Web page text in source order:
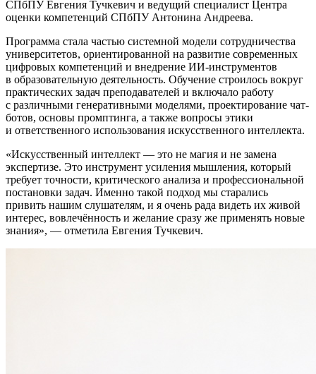
СПбПУ Евгения Тучкевич и ведущий специалист Центра
оценки компетенций СПбПУ Антонина Андреева.
Программа стала частью системной модели сотрудничества
университетов, ориентированной на развитие современных
цифровых компетенций и внедрение ИИ-инструментов
в образовательную деятельность. Обучение строилось вокруг
практических задач преподавателей и включало работу
с различными генеративными моделями, проектирование чат-
ботов, основы промптинга, а также вопросы этики
и ответственного использования искусственного интеллекта.
Искусственный интеллект — это не магия и не замена
экспертизе. Это инструмент усиления мышления, который
требует точности, критического анализа и профессиональной
постановки задач. Именно такой подход мы старались
привить нашим слушателям, и я очень рада видеть их живой
интерес, вовлечённость и желание сразу же применять новые
знания , — отметила Евгения Тучкевич.